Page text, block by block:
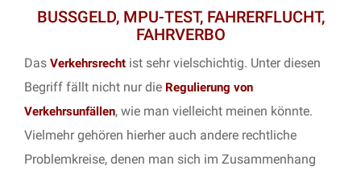
BUSSGELD, MPU-TEST, FAHRERFLUCHT,
FAHRVERBO
Das Verkehrsrecht ist sehr vielschichtig. Unter diesen
Begriff fällt nicht nur die Regulierung von
Verkehrsunfällen, wie man vielleicht meinen könnte.
Vielmehr gehören hierher auch andere rechtliche
Problemkreise, denen man sich im Zusammenhang